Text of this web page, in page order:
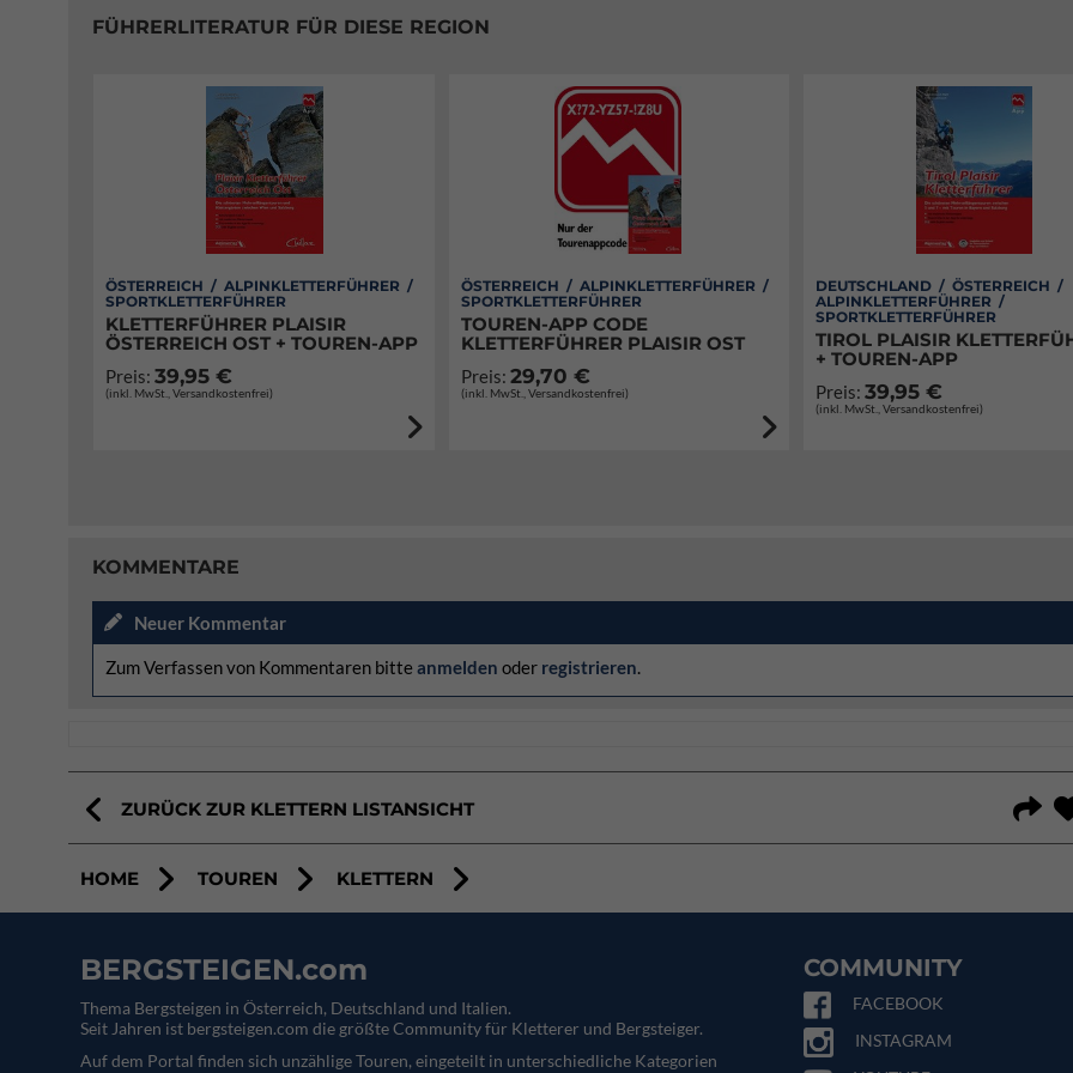
FÜHRERLITERATUR FÜR DIESE REGION
ÖSTERREICH / ALPINKLETTERFÜHRER /
SPORTKLETTERFÜHRER
KLETTERFÜHRER PLAISIR
ÖSTERREICH OST + TOUREN-APP
Preis: 39,95 €
(inkl. MwSt., Versandkostenfrei)
ÖSTERREICH / ALPINKLETTERFÜHRER /
SPORTKLETTERFÜHRER
TOUREN-APP CODE
KLETTERFÜHRER PLAISIR OST
Preis: 29,70 €
(inkl. MwSt., Versandkostenfrei)
DEUTSCHLAND / ÖSTERREICH /
ALPINKLETTERFÜHRER /
SPORTKLETTERFÜHRER
TIROL PLAISIR
+ TOUREN-APP
Preis:39,95 €
(inkl. MwSt., Versandkostenfrei)
KOMMENTARE
Neuer Kommentar
Zum Verfassen von Kommentaren bitte anmelden oder registrieren.
ZURÜCK ZUR KLETTERN LISTANSICHT
HOME TOUREN KLETTERN
BERGSTEIGEN.com
Thema Bergsteigen in Österreich, Deutschland und Italien.
Seit Jahren ist bergsteigen.com die größte Community für Kletterer und Bergsteiger.
Auf dem Portal finden sich unzählige Touren, eingeteilt in unterschiedliche Kategorien
COMMUNITY
FACEBOOK
INSTAGRAM